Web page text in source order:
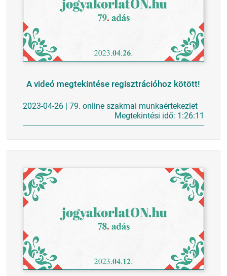
A videó megtekintése regisztrációhoz kötött!
2023-04-26 | 79. online szakmai munkaértekezlet
Megtekintési idő: 1:26:11